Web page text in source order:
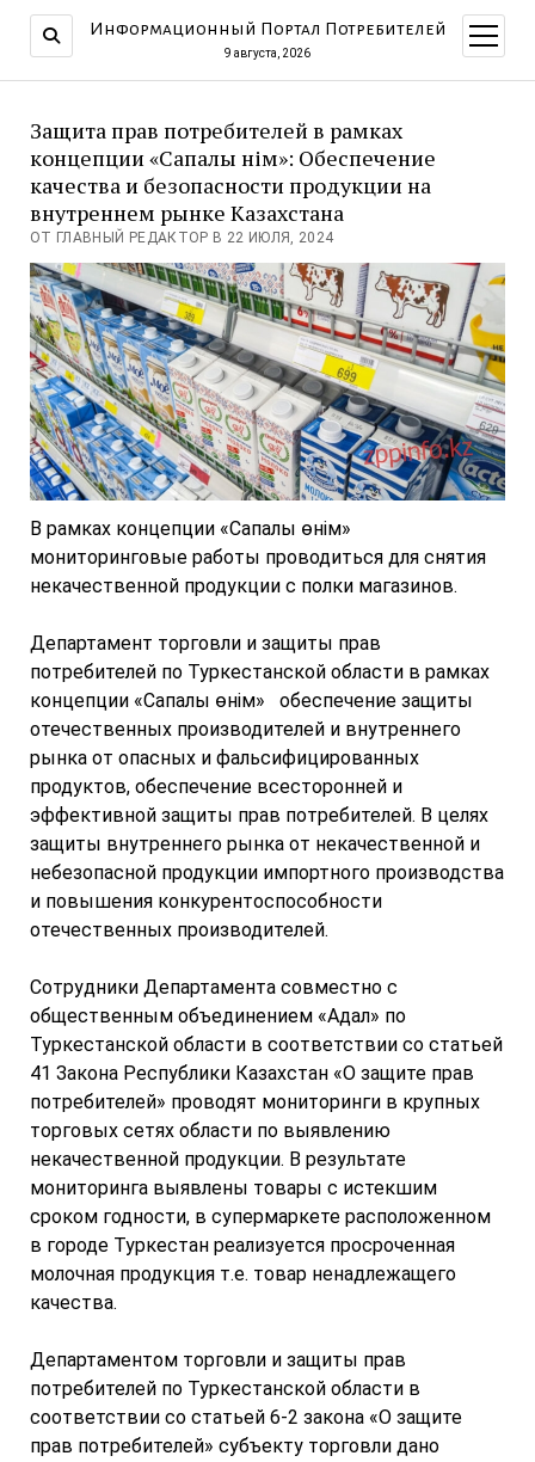
Информационный Портал Потребителей
9 августа, 2026
меню
Защита прав потребителей в рамках
концепции «Сапалы өнім»: Обеспечение
качества и безопасности продукции на
внутреннем рынке Казахстана
ОТ ГЛАВНЫЙ РЕДАКТОР В 22 ИЮЛЯ, 2024
В рамках концепции «Сапалы өнім»
мониторинговые работы проводиться для снятия
некачественной продукции с полки магазинов.
Департамент торговли и защиты прав
потребителей по Туркестанской области в рамках
концепции «Сапалы өнім» обеспечение защиты
отечественных производителей и внутреннего
рынка от опасных и фальсифицированных
продуктов, обеспечение всесторонней и
эффективной защиты прав потребителей. В целях
защиты внутреннего рынка от некачественной и
небезопасной продукции импортного производства
и повышения конкурентоспособности
отечественных производителей.
Сотрудники Департамента совместно с
общественным объединением «Адал» по
Туркестанской области в соответствии со статьей
41 Закона Республики Казахстан «О защите прав
потребителей» проводят мониторинги в крупных
торговых сетях области по выявлению
некачественной продукции. В результате
мониторинга выявлены товары с истекшим
сроком годности, в супермаркете расположенном
в городе Туркестан реализуется просроченная
молочная продукция т.е. товар ненадлежащего
качества.
Департаментом торговли и защиты прав
потребителей по Туркестанской области в
соответствии со статьей 6-2 закона «О защите
прав потребителей» субъекту торговли дано